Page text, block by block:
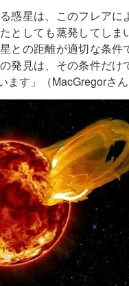
惑星は、このフレア
としても蒸発してしま
との距離が適切な条件
発見は、その条件だ
す」（MacGregorさん